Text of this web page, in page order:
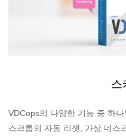
스
VDCops의 다양한 기능 중 하
스크톱의 자동 리셋, 가상 데스